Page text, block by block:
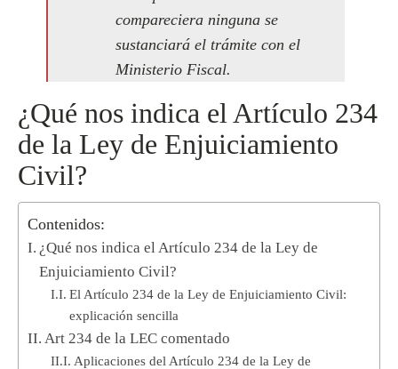
compareciera ninguna se
sustanciará el trámite con el
Ministerio Fiscal.
¿Qué nos indica el Artículo 234
de la Ley de Enjuiciamiento
Civil?
Contenidos:
¿Qué nos indica el Artículo 234 de la Ley de
Enjuiciamiento Civil?
El Artículo 234 de la Ley de Enjuiciamiento Civil:
explicación sencilla
Art 234 de la LEC comentado
Aplicaciones del Artículo 234 de la Ley de